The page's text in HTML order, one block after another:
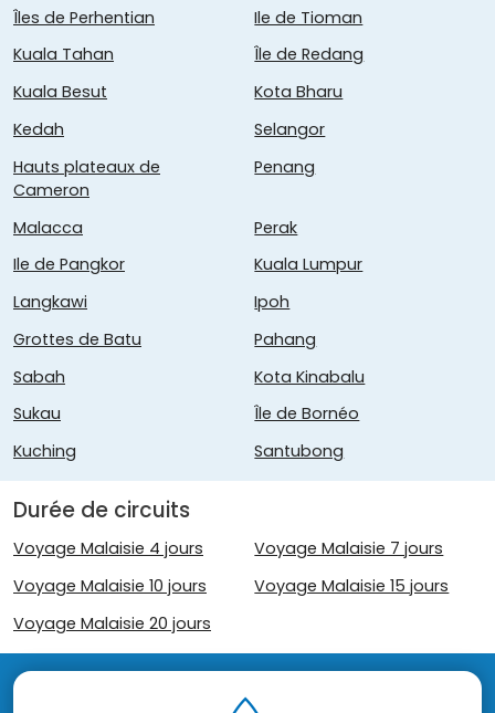
Îles de Perhentian
Ile de Tioman
Kuala Tahan
Île de Redang
Kuala Besut
Kota Bharu
Kedah
Selangor
Hauts plateaux de
Cameron
Penang
Malacca
Perak
Ile de Pangkor
Kuala Lumpur
Langkawi
Ipoh
Grottes de Batu
Pahang
Sabah
Kota Kinabalu
Sukau
Île de Bornéo
Kuching
Santubong
Durée de circuits
Voyage Malaisie 4 jours
Voyage Malaisie 7 jours
Voyage Malaisie 10 jours
Voyage Malaisie 15 jours
Voyage Malaisie 20 jours